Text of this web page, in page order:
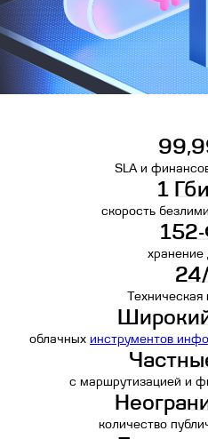
SLA и
1
скорость
хранение
облачных инструментов
с маршрутизацией и
количество